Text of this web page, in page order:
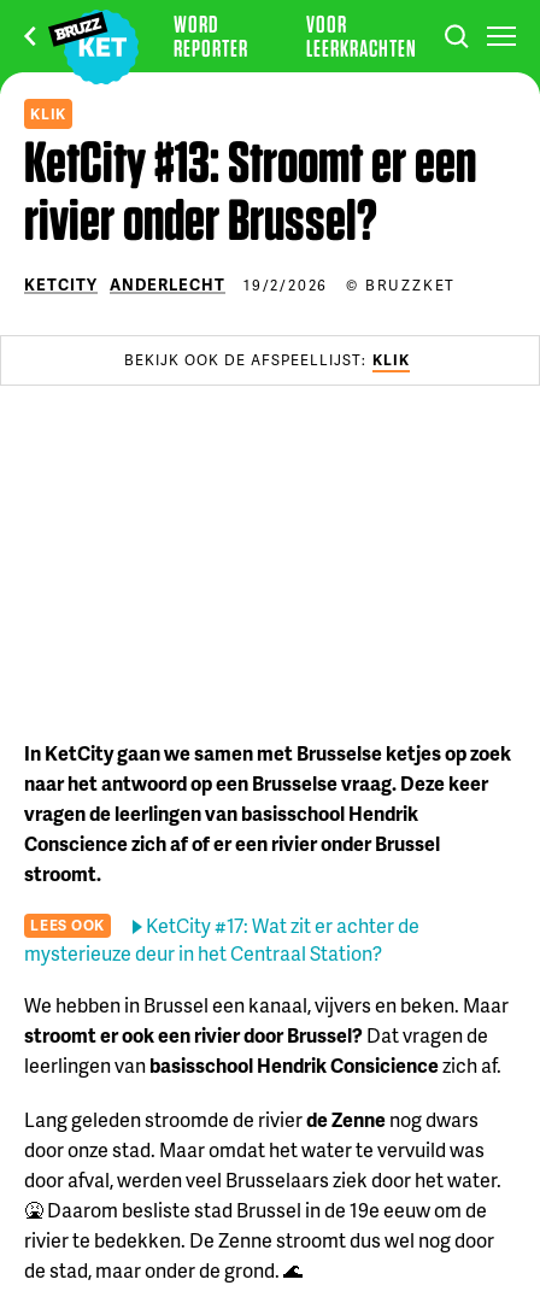
WORD
REPORTER
VOOR
LEERKRACHTEN
KLIK
KetCity #13: Stroomt er een
rivier onder Brussel?
KETCITY ANDERLECHT 19/2/2026 © BRUZZKET
BEKIJK OOK DE AFSPEELLIJST: KLIK
In KetCity gaan we samen met Brusselse ketjes op zoek
naar het antwoord op een Brusselse vraag. Deze keer
vragen de leerlingen van basisschool Hendrik
Conscience zich af of er een rivier onder Brussel
stroomt.
LEES OOK
KetCity #17: Wat zit er achter de
mysterieuze deur in het Centraal Station?
We hebben in Brussel een kanaal, vijvers en beken. Maar
stroomt er ook een rivier door Brussel?Dat vragen de
leerlingen vanbasisschool Hendrik Consiciencezich af.
Lang geleden stroomde de rivierde Zennenog dwars
door onze stad. Maar omdat het water te vervuild was
door afval, werden veel Brusselaars ziek door het water.
🤮 Daarom besliste stad Brussel in de 19e eeuw om de
rivier te bedekken. De Zenne stroomt dus wel nog door
de stad, maar onder de grond. 🌊